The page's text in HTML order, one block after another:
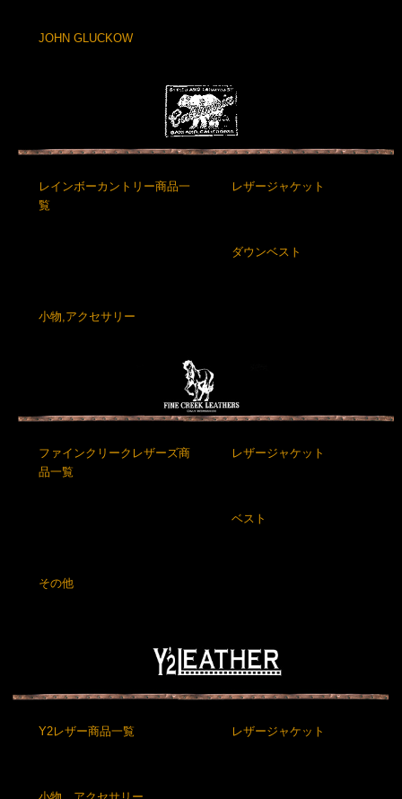
JOHN GLUCKOW
レインボーカントリー商品一
覧
レザージャケット
ダウンベスト
小物,アクセサリー
ファインクリークレザーズ商
品一覧
レザージャケット
ベスト
その他
Y2レザー商品一覧 レザージャケット